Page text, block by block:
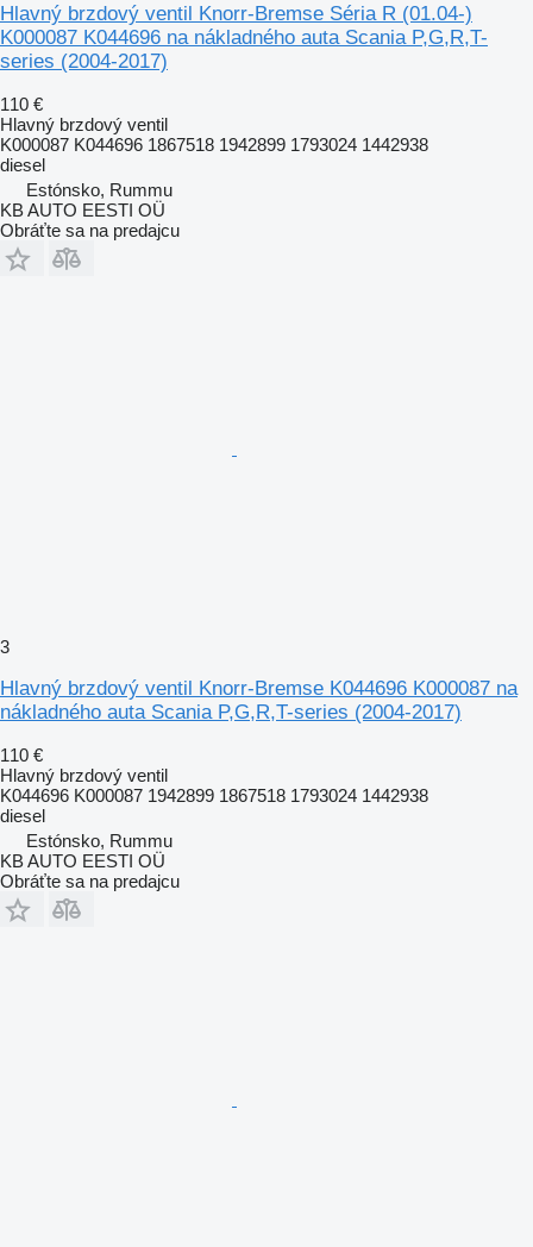
Hlavný brzdový ventil Knorr-Bremse Séria R (01.04-)
K000087 K044696 na nákladného auta Scania P,G,R,T-
series (2004-2017)
110 €
Hlavný brzdový ventil
K000087 K044696 1867518 1942899 1793024 1442938
diesel
Estónsko, Rummu
KB AUTO EESTI OÜ
Obráťte sa na predajcu
3
Hlavný brzdový ventil Knorr-Bremse K044696 K000087 na
nákladného auta Scania P,G,R,T-series (2004-2017)
110 €
Hlavný brzdový ventil
K044696 K000087 1942899 1867518 1793024 1442938
diesel
Estónsko, Rummu
KB AUTO EESTI OÜ
Obráťte sa na predajcu